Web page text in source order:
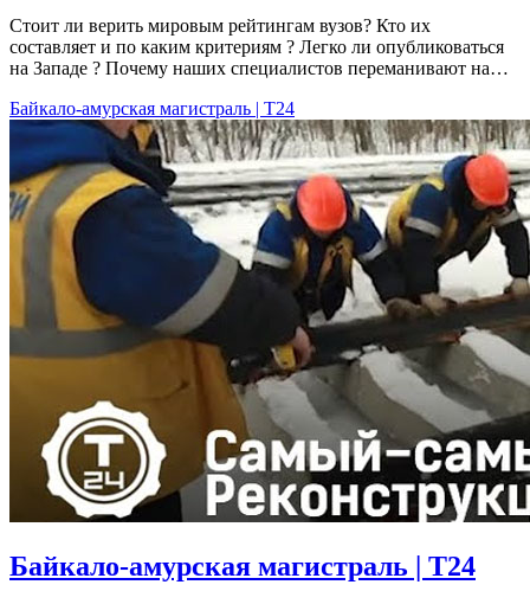
Стоит ли верить мировым рейтингам вузов? Кто их
составляет и по каким критериям ? Легко ли опубликоваться
на Западе ? Почему наших специалистов переманивают на…
Байкало-амурская магистраль | Т24
Байкало-амурская магистраль | Т24